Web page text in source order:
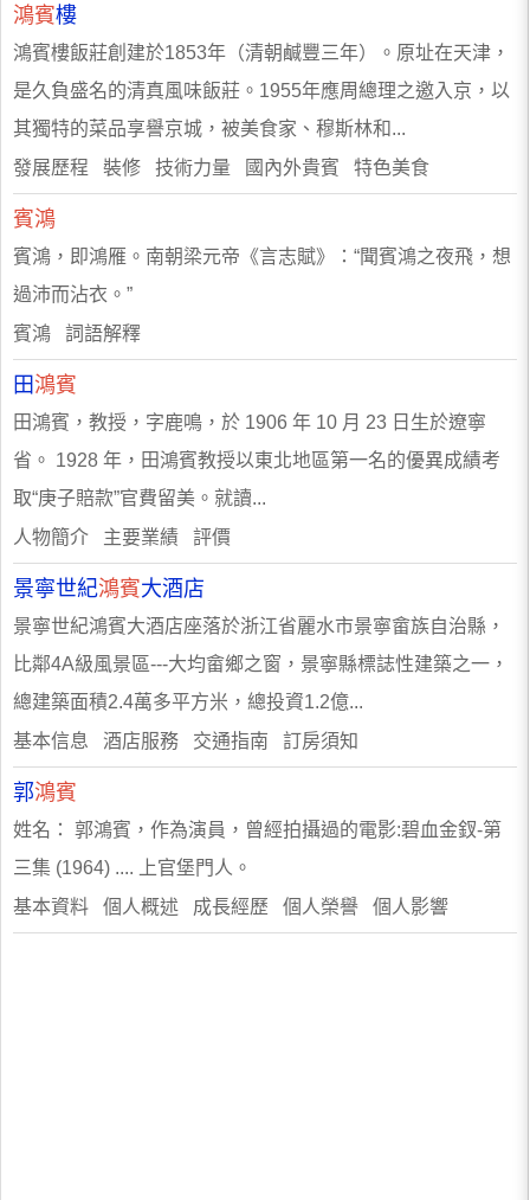
鴻賓樓
鴻賓樓飯莊創建於1853年（清朝鹹豐三年）。原址在天津，
是久負盛名的清真風味飯莊。1955年應周總理之邀入京，以
其獨特的菜品享譽京城，被美食家、穆斯林和...
發展歷程 裝修 技術力量 國內外貴賓 特色美食
賓鴻
賓鴻，即鴻雁。南朝梁元帝《言志賦》：“聞賓鴻之夜飛，想
過沛而沾衣。”
賓鴻 詞語解釋
田 鴻賓
田鴻賓，教授，字鹿鳴，於 1906 年 10 月 23 日生於遼寧
省。 1928 年，田鴻賓教授以東北地區第一名的優異成績考
取“庚子賠款”官費留美。就讀...
人物簡介 主要業績 評價
景寧世紀鴻賓大酒店
景寧世紀鴻賓大酒店座落於浙江省麗水市景寧畲族自治縣，
比鄰4A級風景區---大均畲鄉之窗，景寧縣標誌性建築之一，
總建築面積2.4萬多平方米，總投資1.2億...
基本信息 酒店服務 交通指南 訂房須知
郭鴻賓
姓名： 郭鴻賓，作為演員，曾經拍攝過的電影:碧血金釵-第
三集 (1964) .... 上官堡門人。
基本資料 個人概述 成長經歷 個人榮譽 個人影響